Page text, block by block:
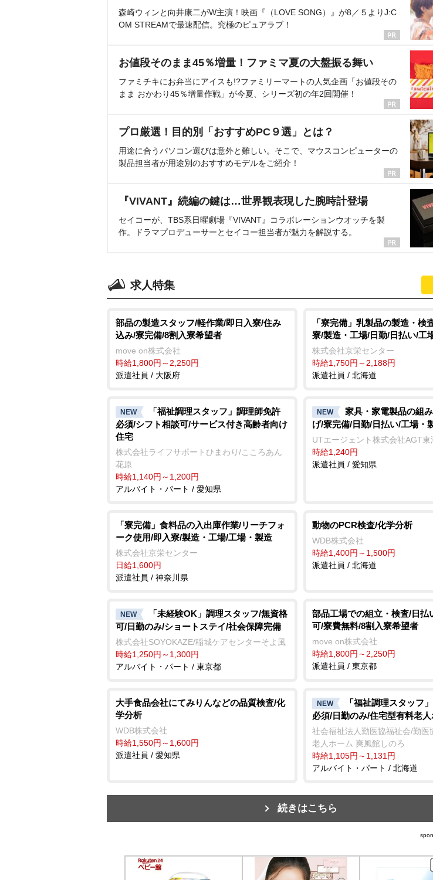
森崎ウィンと向井康二がW主演！映画『（LOVE SONG）』が8／５よりJ:C
OM STREAMで最速配信。究極のピュアラブ！
お値段そのまま45％増量！ファミマ夏の大盤振る舞い
ファミチキにお弁当にアイスも!?ファミリーマートの人気企画「お値段その
まま おかわり45％増量作戦」が今夏、シリーズ初の年2回開催！
プロ厳選！目的別「おすすめPC９選」とは？
用途に合うパソコン選びは意外と難しい。そこで、マウスコンピューターの
製品担当者が用途別のおすすめモデルをご紹介！
『VIVANT』続編の鍵は…世界観表現した腕時計登場
セイコーが、TBS系日曜劇場『VIVANT』コラボレーションウオッチを製
作。ドラマプロデューサーとセイコー担当者が魅力を解説する。
求人特集
部品の製造スタッフ/軽作業/即日入寮/住み
込み/寮完備/8割入寮希望者
move on株式会社
時給1,800円～2,250円
派遣社員 / 大阪府
「寮完備」乳製品の製造・検
寮/製造・工場/日勤/日払い/工
株式会社京栄センター
時給1,750円～2,188円
派遣社員 / 北海道
NEW
「福祉調理スタッフ」調理師免許
必須/シフト相談可/サービス付き高齢者向け
住宅
株式会社ライフサポートひまわり/こころあん
花原
時給1,140円～1,200円
アルバイト・パート / 愛知県
NEW
家具・家電製品の組
げ/寮完備/日勤/日払い/工場・
UTエージェント株式会社AGT東
時給1,240円
派遣社員 / 愛知県
「寮完備」食料品の入出庫作業/リーチフォ
ーク使用/即入寮/製造・工場/工場・製造
株式会社京栄センター
日給1,600円
派遣社員 / 神奈川県
動物のPCR検査/化学分析
WDB株式会社
時給1,400円～1,500円
派遣社員 / 北海道
NEW
「未経験OK」調理スタッフ/無資格
可/日勤のみ/ショートステイ/社会保障完備
株式会社SOYOKAZE/稲城ケアセンターそよ風
時給1,250円～1,300円
アルバイト・パート / 東京都
部品工場での組立・検査/日払
可/寮費無料/8割入寮希望者
move on株式会社
時給1,800円～2,250円
派遣社員 / 東京都
大手食品会社にてみりんなどの品質検査/化
学分析
WDB株式会社
時給1,550円～1,600円
派遣社員 / 愛知県
NEW
「福祉調理スタッフ
必須/日勤のみ/住宅型有料老人
社会福祉法人勤医協福祉会/勤医
老人ホーム 爽風館しのろ
時給1,105円～1,131円
アルバイト・パート / 北海道
続きはこちら